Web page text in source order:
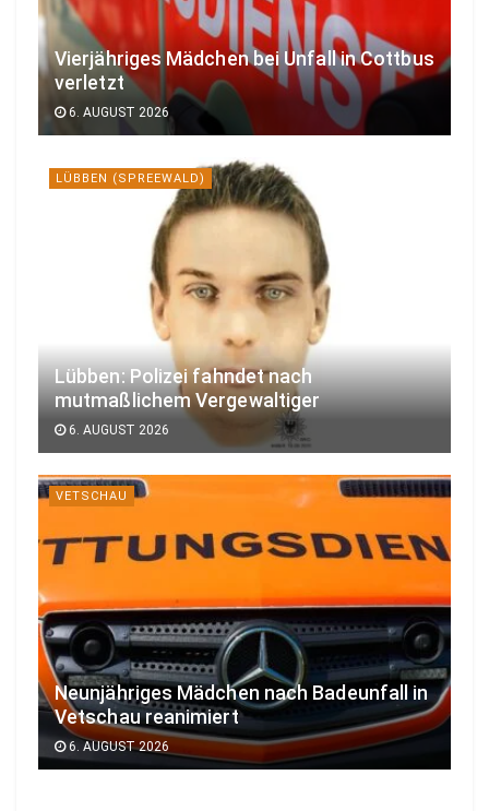
Vierjähriges Mädchen bei Unfall in Cottbus
verletzt
6. AUGUST 2026
LÜBBEN (SPREEWALD)
Lübben: Polizei fahndet nach
mutmaßlichem Vergewaltiger
6. AUGUST 2026
VETSCHAU
Neunjähriges Mädchen nach Badeunfall in
Vetschau reanimiert
6. AUGUST 2026